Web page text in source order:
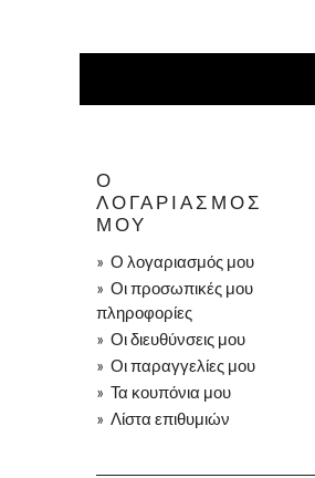
Ο
ΛΟΓΑΡΙΑΣΜΌΣ
ΜΟΥ
» Ο λογαριασμός μου
» Οι προσωπικές μου
πληροφορίες
» Οι διευθύνσεις μου
» Οι παραγγελίες μου
» Τα κουπόνια μου
» Λίστα επιθυμιών